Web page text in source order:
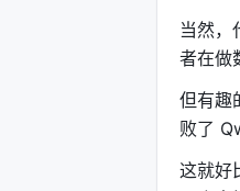
当然，
者在做
但有趣
败了
这就好